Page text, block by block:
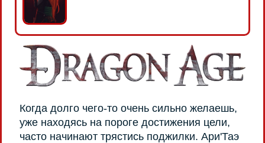
Когда долго чего-то очень сильно желаешь,
уже находясь на пороге достижения цели,
часто начинают трястись поджилки. Ари'Таэ